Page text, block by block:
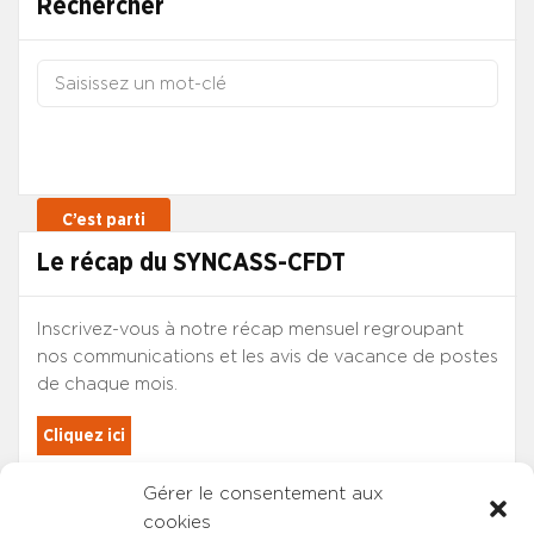
Gérer le consentement aux
cookies
Rechercher
Le récap du SYNCASS-CFDT
Inscrivez-vous à notre récap mensuel regroupant
nos communications et les avis de vacance de postes
de chaque mois.
Cliquez ici
Les adhérents du SYNCASS-CFDT